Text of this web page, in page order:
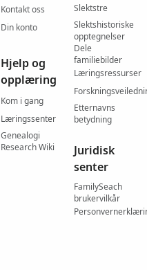
Kontakt oss
Din konto
Hjelp og
opplæring
Kom i gang
Læringssenter
Genealogi
Research Wiki
Slektstre
Slektshistoriske
opptegnelser
Dele
familiebilder
Læringsressurser
Etternavns
betydning
Juridisk
senter
FamilySeach
brukervilkår